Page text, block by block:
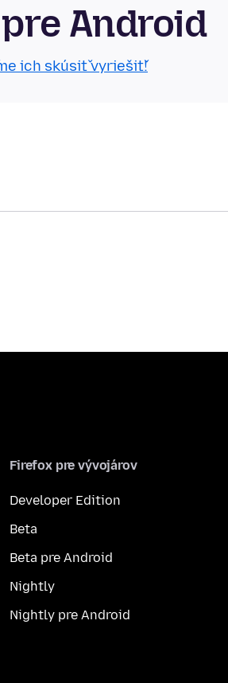
Android
ich skúsiť vyriešiť!
Firefox pre vývojárov
Developer Edition
Beta
Beta pre Android
Nightly
Nightly pre Android